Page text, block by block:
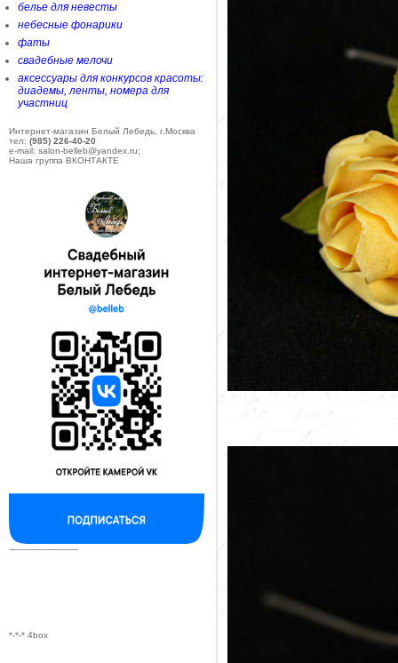
белье для невесты
небесные фонарики
фаты
свадебные мелочи
аксессуары для конкурсов красоты:
диадемы, ленты, номера для
участниц
Интернет-магазин Белый Лебедь, г.Москва
тел: (985) 226-40-20
e-mail: salon-belleb@yandex.ru;
Наша группа ВКОНТАКТЕ
--------------------------
*-*-* 4box